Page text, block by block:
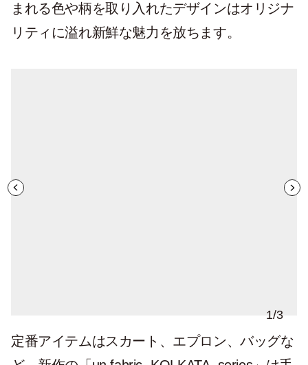
まれる色や柄を取り入れたデザインはオリジナ
リティに溢れ新鮮な魅力を放ちます。
1/3
定番アイテムはスカート、エプロン、バッグな